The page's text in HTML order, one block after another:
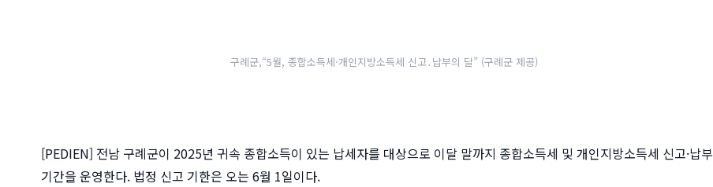
구례군,“5월, 종합소득세·개인지방소득세 신고․납부의 달” (구례군 제공)
[PEDIEN] 전남 구례군이 2025년 귀속 종합소득이 있는 납세자를 대상으로 이달 말까지 종합소득세 및 개인지방소득세 신고·납부
기간을 운영한다. 법정 신고 기한은 오는 6월 1일이다.